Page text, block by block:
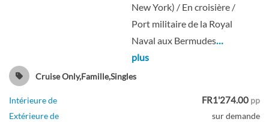
Cabine avec vue sur mer-[3N]
Pont 02
New York) / En croisière /
Port militaire de la Royal
Naval aux Bermudes…
plus
Cruise Only,Famille,Singles
Intérieure de FR1'274.00 pp
Extérieure de
sur demande